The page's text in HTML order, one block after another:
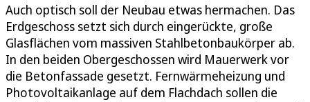
Auch optisch soll der Neubau etwas hermachen. Das
Erdgeschoss setzt sich durch eingerückte, große
Glasflächen vom massiven Stahlbetonbaukörper ab.
In den beiden Obergeschossen wird Mauerwerk vor
die Betonfassade gesetzt. Fernwärmeheizung und
Photovoltaikanlage auf dem Flachdach sollen die